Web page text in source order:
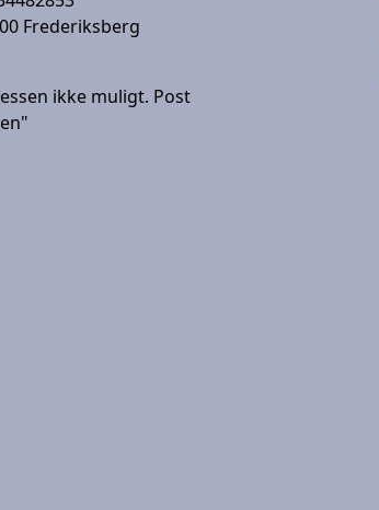
Frederiksberg
ikke muligt. Post